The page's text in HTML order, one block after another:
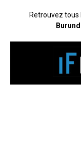
Retrouvez tous